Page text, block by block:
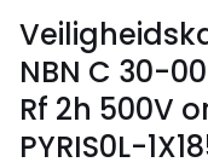
NBN C 30-
Rf 2h 500V
PYRIS0L-